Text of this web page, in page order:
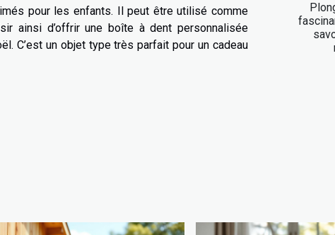
pour les enfants. Il peut être utilisé comme
ainsi d’offrir une boîte à dent personnalisée
C’est un objet type très parfait pour un cadeau